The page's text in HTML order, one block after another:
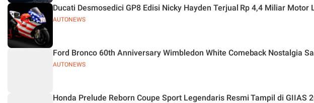
AUTONEWS
Ducati Desmosedici GP8 Edisi Nicky Hayden Terjual Rp 4,4 Miliar Motor
AUTONEWS
Ford Bronco 60th Anniversary Wimbledon White Comeback Nostalgia
Honda Prelude Reborn Coupe Sport Legendaris Resmi Tampil di GIIAS